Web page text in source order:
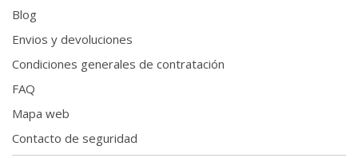
Blog
Envios y devoluciones
Condiciones generales de contratación
FAQ
Mapa web
Contacto de seguridad